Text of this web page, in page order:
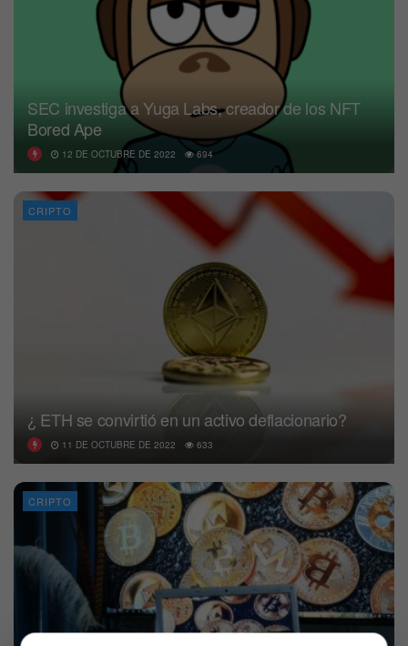
SEC investiga a Yuga Labs, creador de los NFT
Bored Ape
12 DE OCTUBRE DE 2022 694
CRIPTO
¿ ETH se convirtió en un activo deflacionario?
11 DE OCTUBRE DE 2022 633
CRIPTO